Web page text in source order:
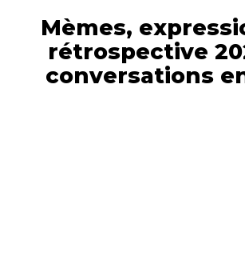
Mèmes,
rétrospective
conversations